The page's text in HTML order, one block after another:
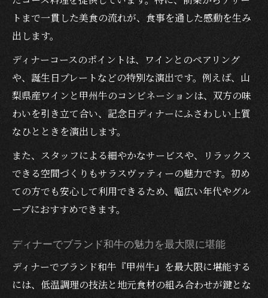
トまで一貫した美食の流れが、食事を通した感動を生み
出します。
ディナーコースのポイントは、ワインとのペアリング
や、誕生日プレートなどの特別な演出です。例えば、山
梨県産ワインと甲州牛のコンビネーションは、双方の味
わいを引き立て合い、記念日ディナーにふさわしい上質
なひとときを演出します。
また、スタッフによる細やかなサービスや、リラックス
できる空間づくりもサラスヴァティーの魅力です。初め
ての方でも安心して利用できるため、幅広い年代やグル
ープにおすすめできます。
ディナーでブランド和牛の魅力を最大限に堪能
ディナーでブランド和牛『甲州牛』を最大限に堪能する
には、低温調理の技法と地元食材の組み合わせが鍵とな